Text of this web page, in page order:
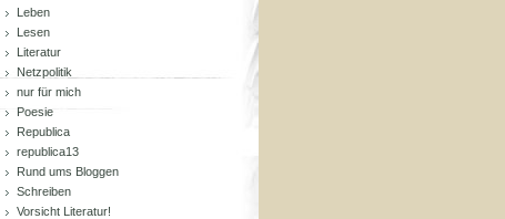
Leben
Lesen
Literatur
Netzpolitik
nur für mich
Poesie
Republica
republica13
Rund ums Bloggen
Schreiben
Vorsicht Literatur!